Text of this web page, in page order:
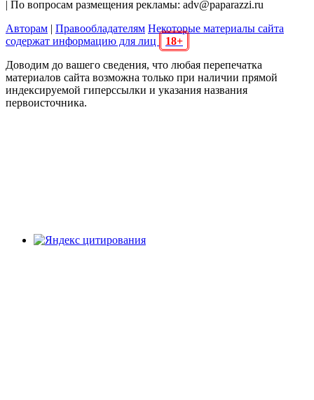
| По вопросам размещения рекламы: adv@paparazzi.ru
Авторам | Правообладателям Некоторые материалы сайта
содержат информацию для лиц
18+
Доводим до вашего сведения, что любая перепечатка
материалов сайта возможна только при наличии прямой
индексируемой гиперссылки и указания названия
первоисточника.